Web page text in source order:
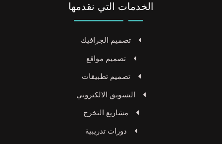
الخدمات التي نقدمها
تصميم الجرافيك
تصميم مواقع
تصميم تطبيقات
التسويق الالكتروني
مشاريع التخرج
دورات تدريبية